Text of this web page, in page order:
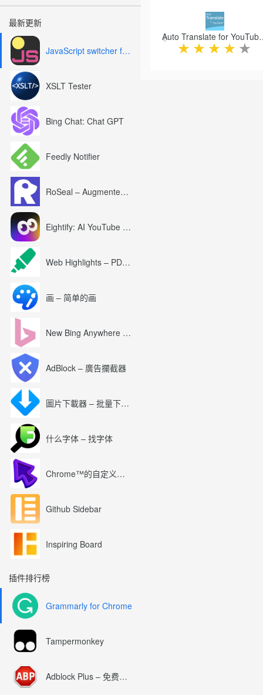
最新更新
JavaScript switcher for SEO and development
XSLT Tester
Bing Chat: Chat GPT
Feedly Notifier
RoSeal – Augmented Roblox Experience
Eightify: AI YouTube Summary with ChatGPT
Web Highlights – PDF & Web Highlighter
画 – 简单的画
New Bing Anywhere (Bing Chat GPT-4)
AdBlock – 廣告攔截器
圖片下載器 – 批量下載圖片
什么字体 – 找字体
Chrome™的自定义光标
Github Sidebar
Inspiring Board
插件排行榜
Grammarly for Chrome
Tampermonkey
Adblock Plus – 免费的广告拦截器
Auto
★ ★ ★ ★ ★